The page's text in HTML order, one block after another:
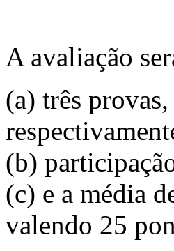
A avaliação
(a) três
(b)
(c) e a média
valendo 25